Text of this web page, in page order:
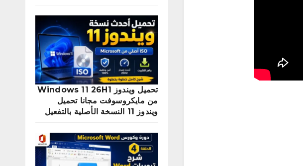
تحميل ويندوز Windows 11 26H1
من مايكروسوفت مجانا تحميل
ويندوز 11 النسخة الأصلية بالتفعيل